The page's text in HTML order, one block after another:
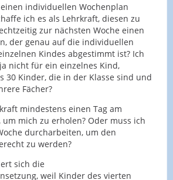
individuellen Wochenplan
ich es als Lehrkraft, diesen zu
zur nächsten Woche einen
der genau auf die individuellen
Kindes abgestimmt ist? Ich
nicht für ein einzelnes Kind,
30 Kinder, die in der Klasse sind und
Fächer?
mindestens einen Tag am
mich zu erholen? Oder muss ich
durcharbeiten, um den
zu werden?
sich die
weil Kinder des vierten